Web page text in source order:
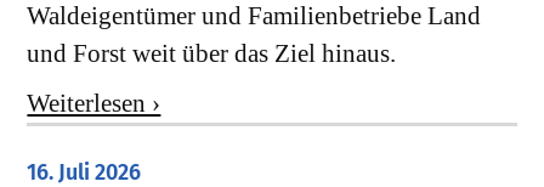
Waldeigentümer und Familienbetriebe Land
und Forst weit über das Ziel hinaus.
Weiterlesen ›
16. Juli 2026